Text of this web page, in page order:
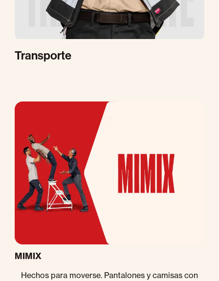
Transporte
MIMIX
Hechos para moverse. Pantalones y camisas con